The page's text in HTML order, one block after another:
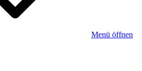
Menü öffnen